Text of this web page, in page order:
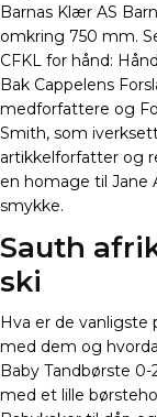
Barnas Klær AS
omkring 750 mm.
CFKL for hånd:
Bak Cappelens
medforfattere og
Smith, som
artikkelforfatter og
en homage til Jane
smykke.
Sauth
ski
Hva er de vanligste
med dem og
Baby Tandbørste
med et lille